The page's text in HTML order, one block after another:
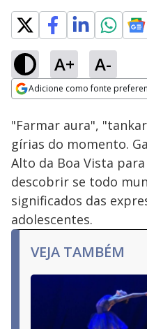
A+ A-
Adicione como fonte
Ativar
Loaded
18.51%
"Farmar aura",
gírias do momento.
Alto da Boa Vista para
descobrir se todo
significados das
adolescentes.
VEJA TAMBÉM